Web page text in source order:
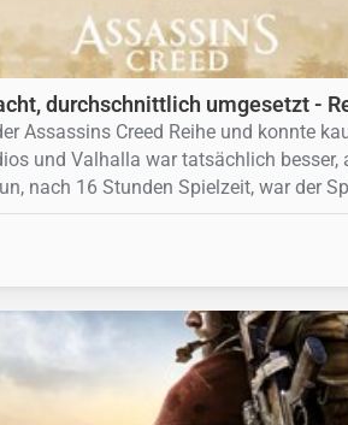
durchschnittlich umgesetzt -
Assassins Creed Reihe und konnte
und Valhalla war tatsächlich
nach 16 Stunden Spielzeit, war der